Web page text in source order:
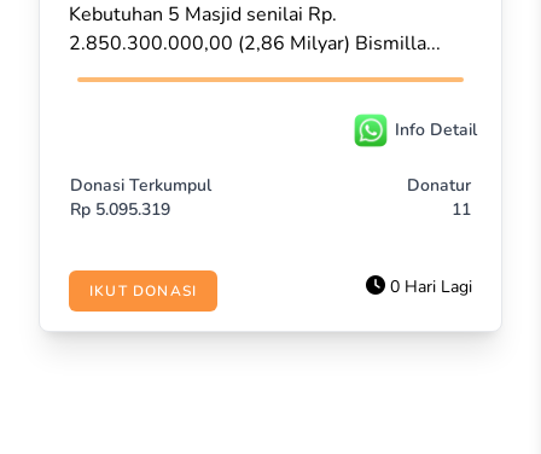
Kebutuhan 5 Masjid senilai Rp.
2.850.300.000,00 (2,86 Milyar) Bismilla...
Info Detail
Donasi Terkumpul
Rp 5.095.319
Donatur
11
IKUT DONASI 0 Hari Lagi